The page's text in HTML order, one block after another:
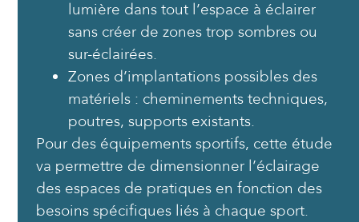
lumière dans tout l’espace à éclairer
sans créer de zones trop sombres ou
sur-éclairées.
Zones d’implantations possibles des
matériels : cheminements techniques,
poutres, supports existants.
Pour des équipements sportifs, cette étude
va permettre de dimensionner l’éclairage
des espaces de pratiques en fonction des
besoins spécifiques liés à chaque sport.